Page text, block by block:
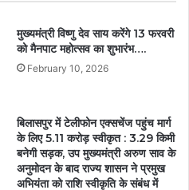
मुख्यमंत्री विष्णु देव साय करेंगे 13 फरवरी
को मैनपाट महोत्सव का शुभारंभ….
February 10, 2026
बिलासपुर में टेलीफोन एक्सचेंज पहुंच मार्ग
के लिए 5.11 करोड़ स्वीकृत : 3.29 किमी
बनेगी सड़क, उप मुख्यमंत्री अरुण साव के
अनुमोदन के बाद राज्य शासन ने प्रमुख
अभियंता को राशि स्वीकृति के संबंध में